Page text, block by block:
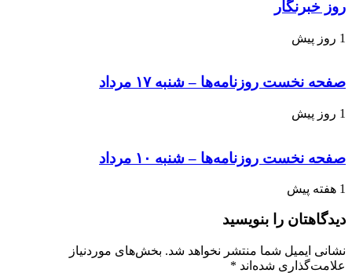
روز خبرنگار
1 روز پیش
صفحه نخست روزنامه‌ها – شنبه ۱۷ مرداد
1 روز پیش
صفحه نخست روزنامه‌ها – شنبه ۱۰ مرداد
1 هفته پیش
دیدگاهتان را بنویسید
نشانی ایمیل شما منتشر نخواهد شد. بخش‌های موردنیاز
علامت‌گذاری شده‌اند *